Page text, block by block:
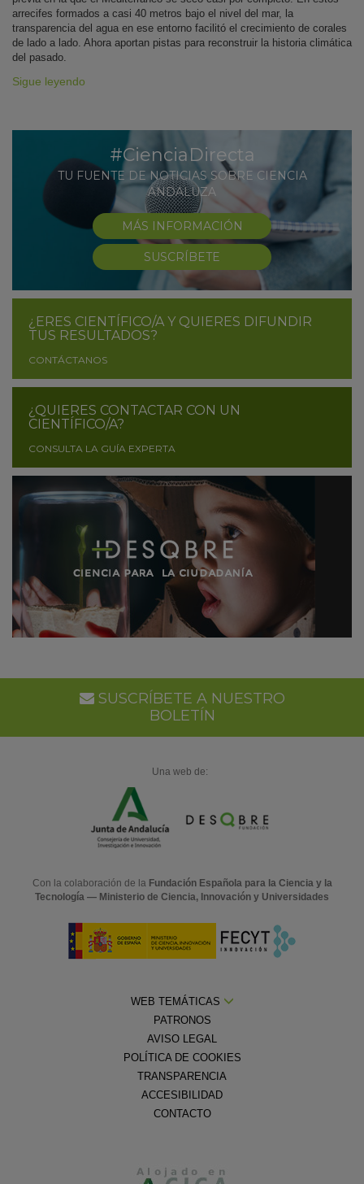
arrecifes formados a casi 40 metros bajo el nivel del mar, la
transparencia del agua en ese entorno facilitó el crecimiento de corales
de lado a lado. Ahora aportan pistas para reconstruir la historia climática
del pasado.
Sigue leyendo
#CienciaDirecta
TU FUENTE DE NOTICIAS SOBRE CIENCIA
ANDALUZA
MÁS INFORMACIÓN
SUSCRÍBETE
¿ERES CIENTÍFICO/A Y QUIERES DIFUNDIR
TUS RESULTADOS?
CONTÁCTANOS
¿QUIERES CONTACTAR CON UN
CIENTÍFICO/A?
CONSULTA LA GUÍA EXPERTA
SUSCRÍBETE A NUESTRO
BOLETÍN
Una web de:
Con la colaboración de la Fundación Española para la Ciencia y la
Tecnología — Ministerio de Ciencia, Innovación y Universidades
WEB TEMÁTICAS
PATRONOS
AVISO LEGAL
POLÍTICA DE COOKIES
TRANSPARENCIA
ACCESIBILIDAD
CONTACTO